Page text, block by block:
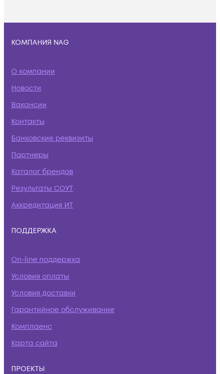
КОМПАНИЯ NAG
О компании
Новости
Вакансии
Контакты
Банковские реквизиты
Партнеры
Каталог брендов
Результаты СОУТ
Аккредитация ИТ
ПОДДЕРЖКА
On-line поддержка
Условия оплаты
Условия доставки
Гарантийное обслуживание
Комплаенс
Карта сайта
ПРОЕКТЫ